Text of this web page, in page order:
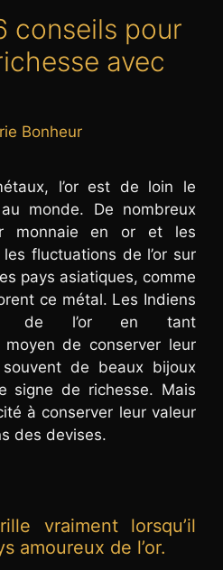
conseils pour
avec
Bonheur
l’or est de loin le
monde. De nombreux
monnaie en or et les
fluctuations de l’or sur
pays asiatiques, comme
ce métal. Les Indiens
de l’or en tant
moyen de conserver leur
de beaux bijoux
signe de richesse. Mais
à conserver leur valeur
des devises.
vraiment lorsqu’il
amoureux de l’or.